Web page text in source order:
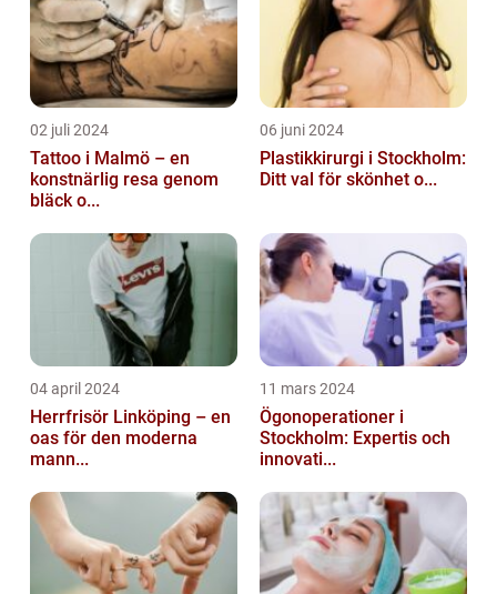
02 juli 2024
Tattoo i Malmö – en
konstnärlig resa genom
bläck o...
06 juni 2024
Plastikkirurgi i Stockholm:
Ditt val för skönhet o...
04 april 2024
Herrfrisör Linköping – en
oas för den moderna
mann...
11 mars 2024
Ögonoperationer i
Stockholm: Expertis och
innovati...